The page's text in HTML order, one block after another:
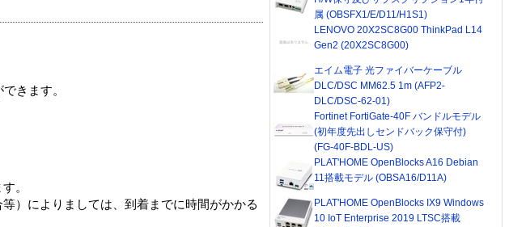
きます。
。
）によりましては、到着までに時間がかかる
属 (OBSFX1/E/D11/H1S1)
LENOVO 20X2SC8G00 ThinkPad L14
Gen2 (20X2SC8G00)
エイム電子 光ファイバーケーブル
DLC/DSC MM62.5 1m (AFP2-
DLC/DSC-62-01)
Fortinet FortiGate-40F バンドルモデル
(初年度先出しセンドバック保守付)
(FG-40F-BDL-US)
PLAT'HOME OpenBlocks A16 Debian
11搭載モデル (OBSA16/D11A)
PLAT'HOME OpenBlocks IX9 Windows
10 IoT Enterprise 2019 LTSC搭載